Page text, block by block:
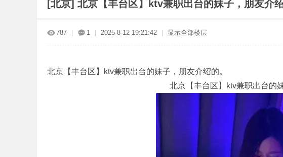
[北京] 北京【丰台区】ktv兼职出台的妹子，朋友介绍
787 1 2025-8-12 19:21:42 显示全部楼层
北京【丰台区】ktv兼职出台的妹子，朋友介绍的。
北京【丰台区】ktv兼职出台的